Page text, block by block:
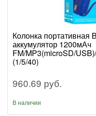
Колонка портативная
аккумулятор 1200мАч
FM/MP3(microSD/
(1/5/40)
960.69 руб.
В наличии